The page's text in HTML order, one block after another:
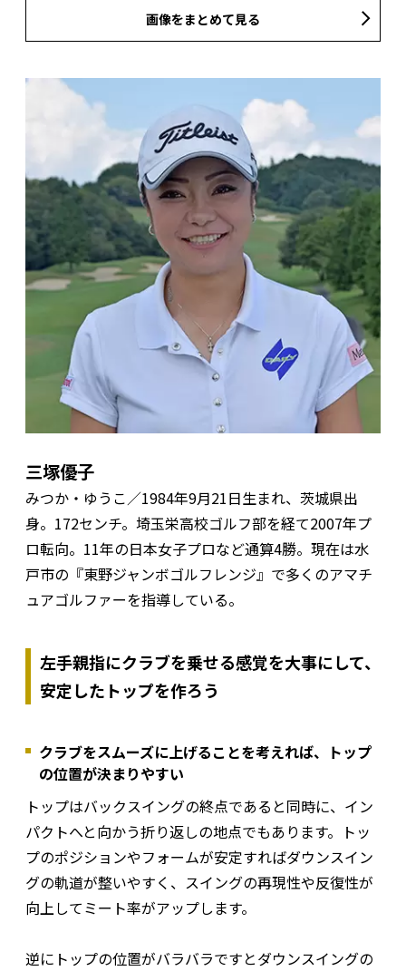
画像をまとめて見る
三塚優子
みつか・ゆうこ／1984年9月21日生まれ、茨城県出
身。172センチ。埼玉栄高校ゴルフ部を経て2007年プ
ロ転向。11年の日本女子プロなど通算4勝。現在は水
戸市の『東野ジャンボゴルフレンジ』で多くのアマチ
ュアゴルファーを指導している。
左手親指にクラブを乗せる感覚を大事にして、
安定したトップを作ろう
クラブをスムーズに上げることを考えれば、トップ
の位置が決まりやすい
トップはバックスイングの終点であると同時に、イン
パクトへと向かう折り返しの地点でもあります。トッ
プのポジションやフォームが安定すればダウンスイン
グの軌道が整いやすく、スイングの再現性や反復性が
向上してミート率がアップします。
逆にトップの位置がバラバラですとダウンスイングの